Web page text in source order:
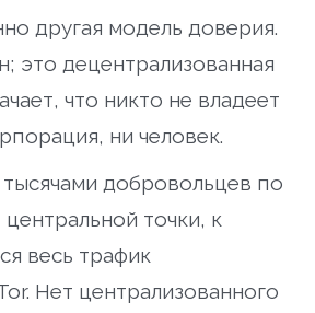
другая модель доверия.
это децентрализованная
что никто не владеет
ни человек.
добровольцев по
точки, к
весь трафик
Нет централизованного